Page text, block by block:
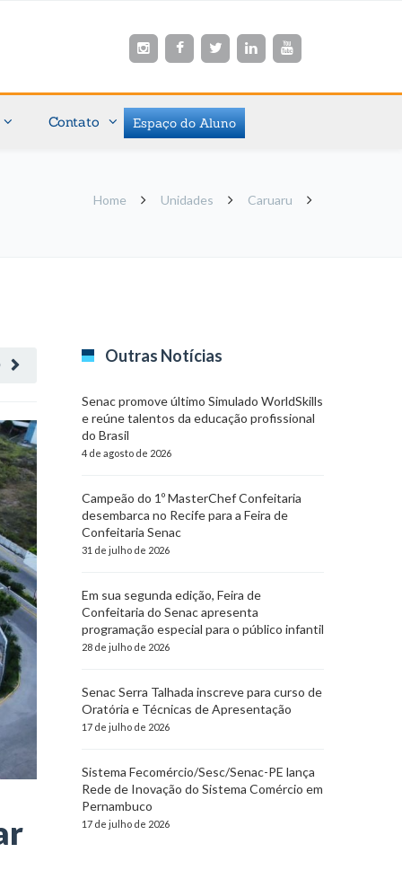
Contato Espaço do Aluno
Home Unidades Caruaru
Outras Notícias
Senac promove último Simulado WorldSkills
e reúne talentos da educação profissional
do Brasil
4 de agosto de 2026
Campeão do 1º MasterChef Confeitaria
desembarca no Recife para a Feira de
Confeitaria Senac
31 de julho de 2026
Em sua segunda edição, Feira de
Confeitaria do Senac apresenta
programação especial para o público infantil
28 de julho de 2026
Senac Serra Talhada inscreve para curso de
Oratória e Técnicas de Apresentação
17 de julho de 2026
Sistema Fecomércio/Sesc/Senac-PE lança
Rede de Inovação do Sistema Comércio em
Pernambuco
17 de julho de 2026